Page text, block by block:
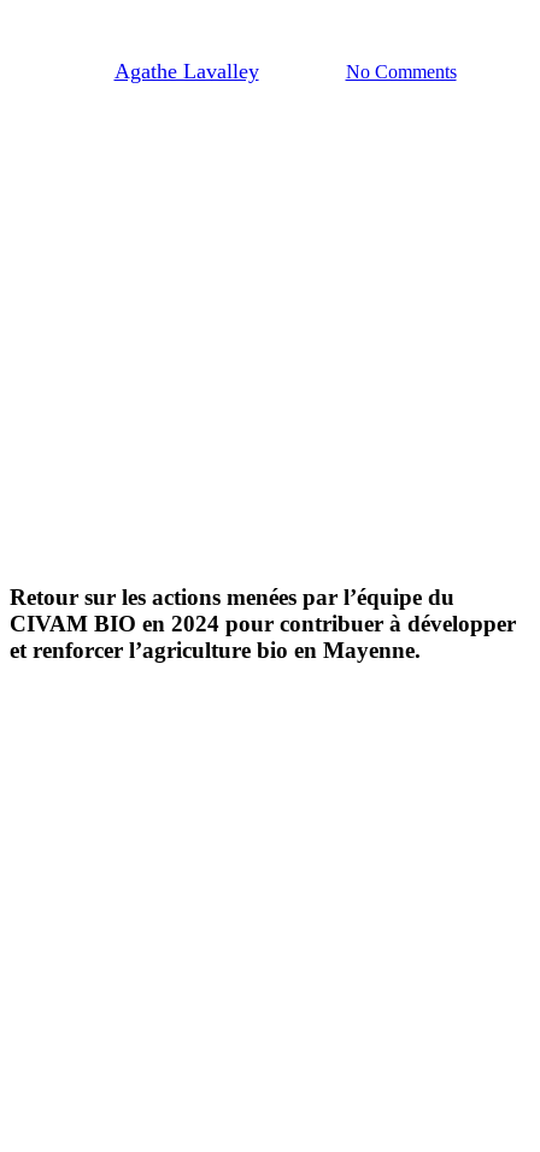
Agathe Lavalley12/03/2025 No Comments
Retour sur les actions menées par l’équipe du
CIVAM BIO en 2024 pour contribuer à développer
et renforcer l’agriculture bio en Mayenne.